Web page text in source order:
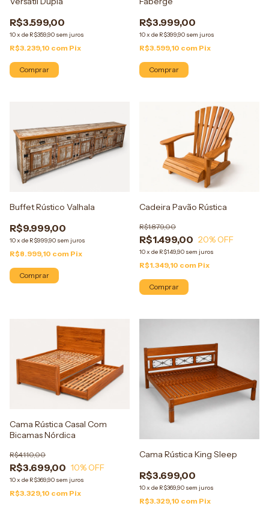
R$3.599,00
10x de R$359,90 sem juros
R$3.239,10 com Pix
Comprar
R$3.999,00
10x de R$399,90 sem juros
R$3.599,10 com Pix
Comprar
Buffet Rústico Valhala
R$9.999,00
10x de R$999,90 sem juros
R$8.999,10 com Pix
Comprar
Cadeira Pavão Rústica
R$1.499,00
R$1.879,00
20% OFF
10x de R$149,90 sem juros
R$1.349,10 com Pix
Comprar
Cama Rústica Casal Com
Bicamas Nórdica
R$3.699,00
R$4.110,00
10% OFF
10x de R$369,90 sem juros
R$3.329,10 com Pix
Cama Rústica King Sleep
R$3.699,00
10x de R$369,90 sem juros
R$3.329,10 com Pix